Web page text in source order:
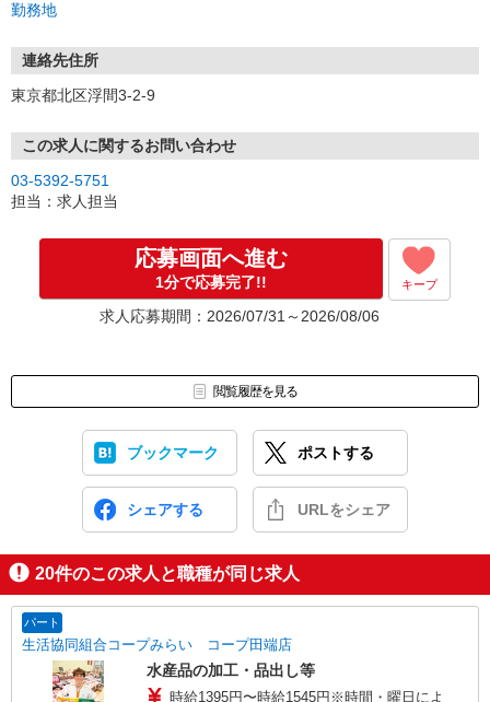
勤務地
連絡先住所
東京都北区浮間3-2-9
この求人に関するお問い合わせ
03-5392-5751
担当：求人担当
応募画面へ進む
1分で応募完了!! キープ
求人応募期間：2026/07/31～2026/08/06
閲覧履歴を見る
ブックマーク ポストする
シェアする URLをシェア
20件のこの求人と職種が同じ求人
パート
生活協同組合コープみらい コープ田端店
水産品の加工・品出し等
時給1395円〜時給1545円※時間・曜日によ